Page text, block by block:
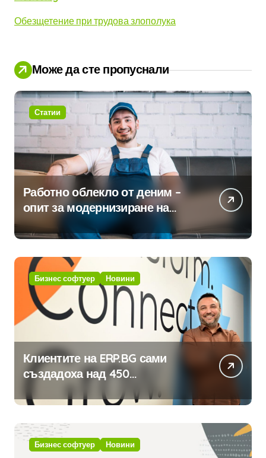
Обезщетение при трудова злополука
Може да сте пропуснали
Статии
Работно облекло от деним –
опит за модернизиране на
традицията
Бизнес софтуер Новини
Клиентите на ERP.BG сами
създадоха над 450
приложения за ERP системата
с помощта на вградения в нея
изкуствен интелект
Бизнес софтуер Новини